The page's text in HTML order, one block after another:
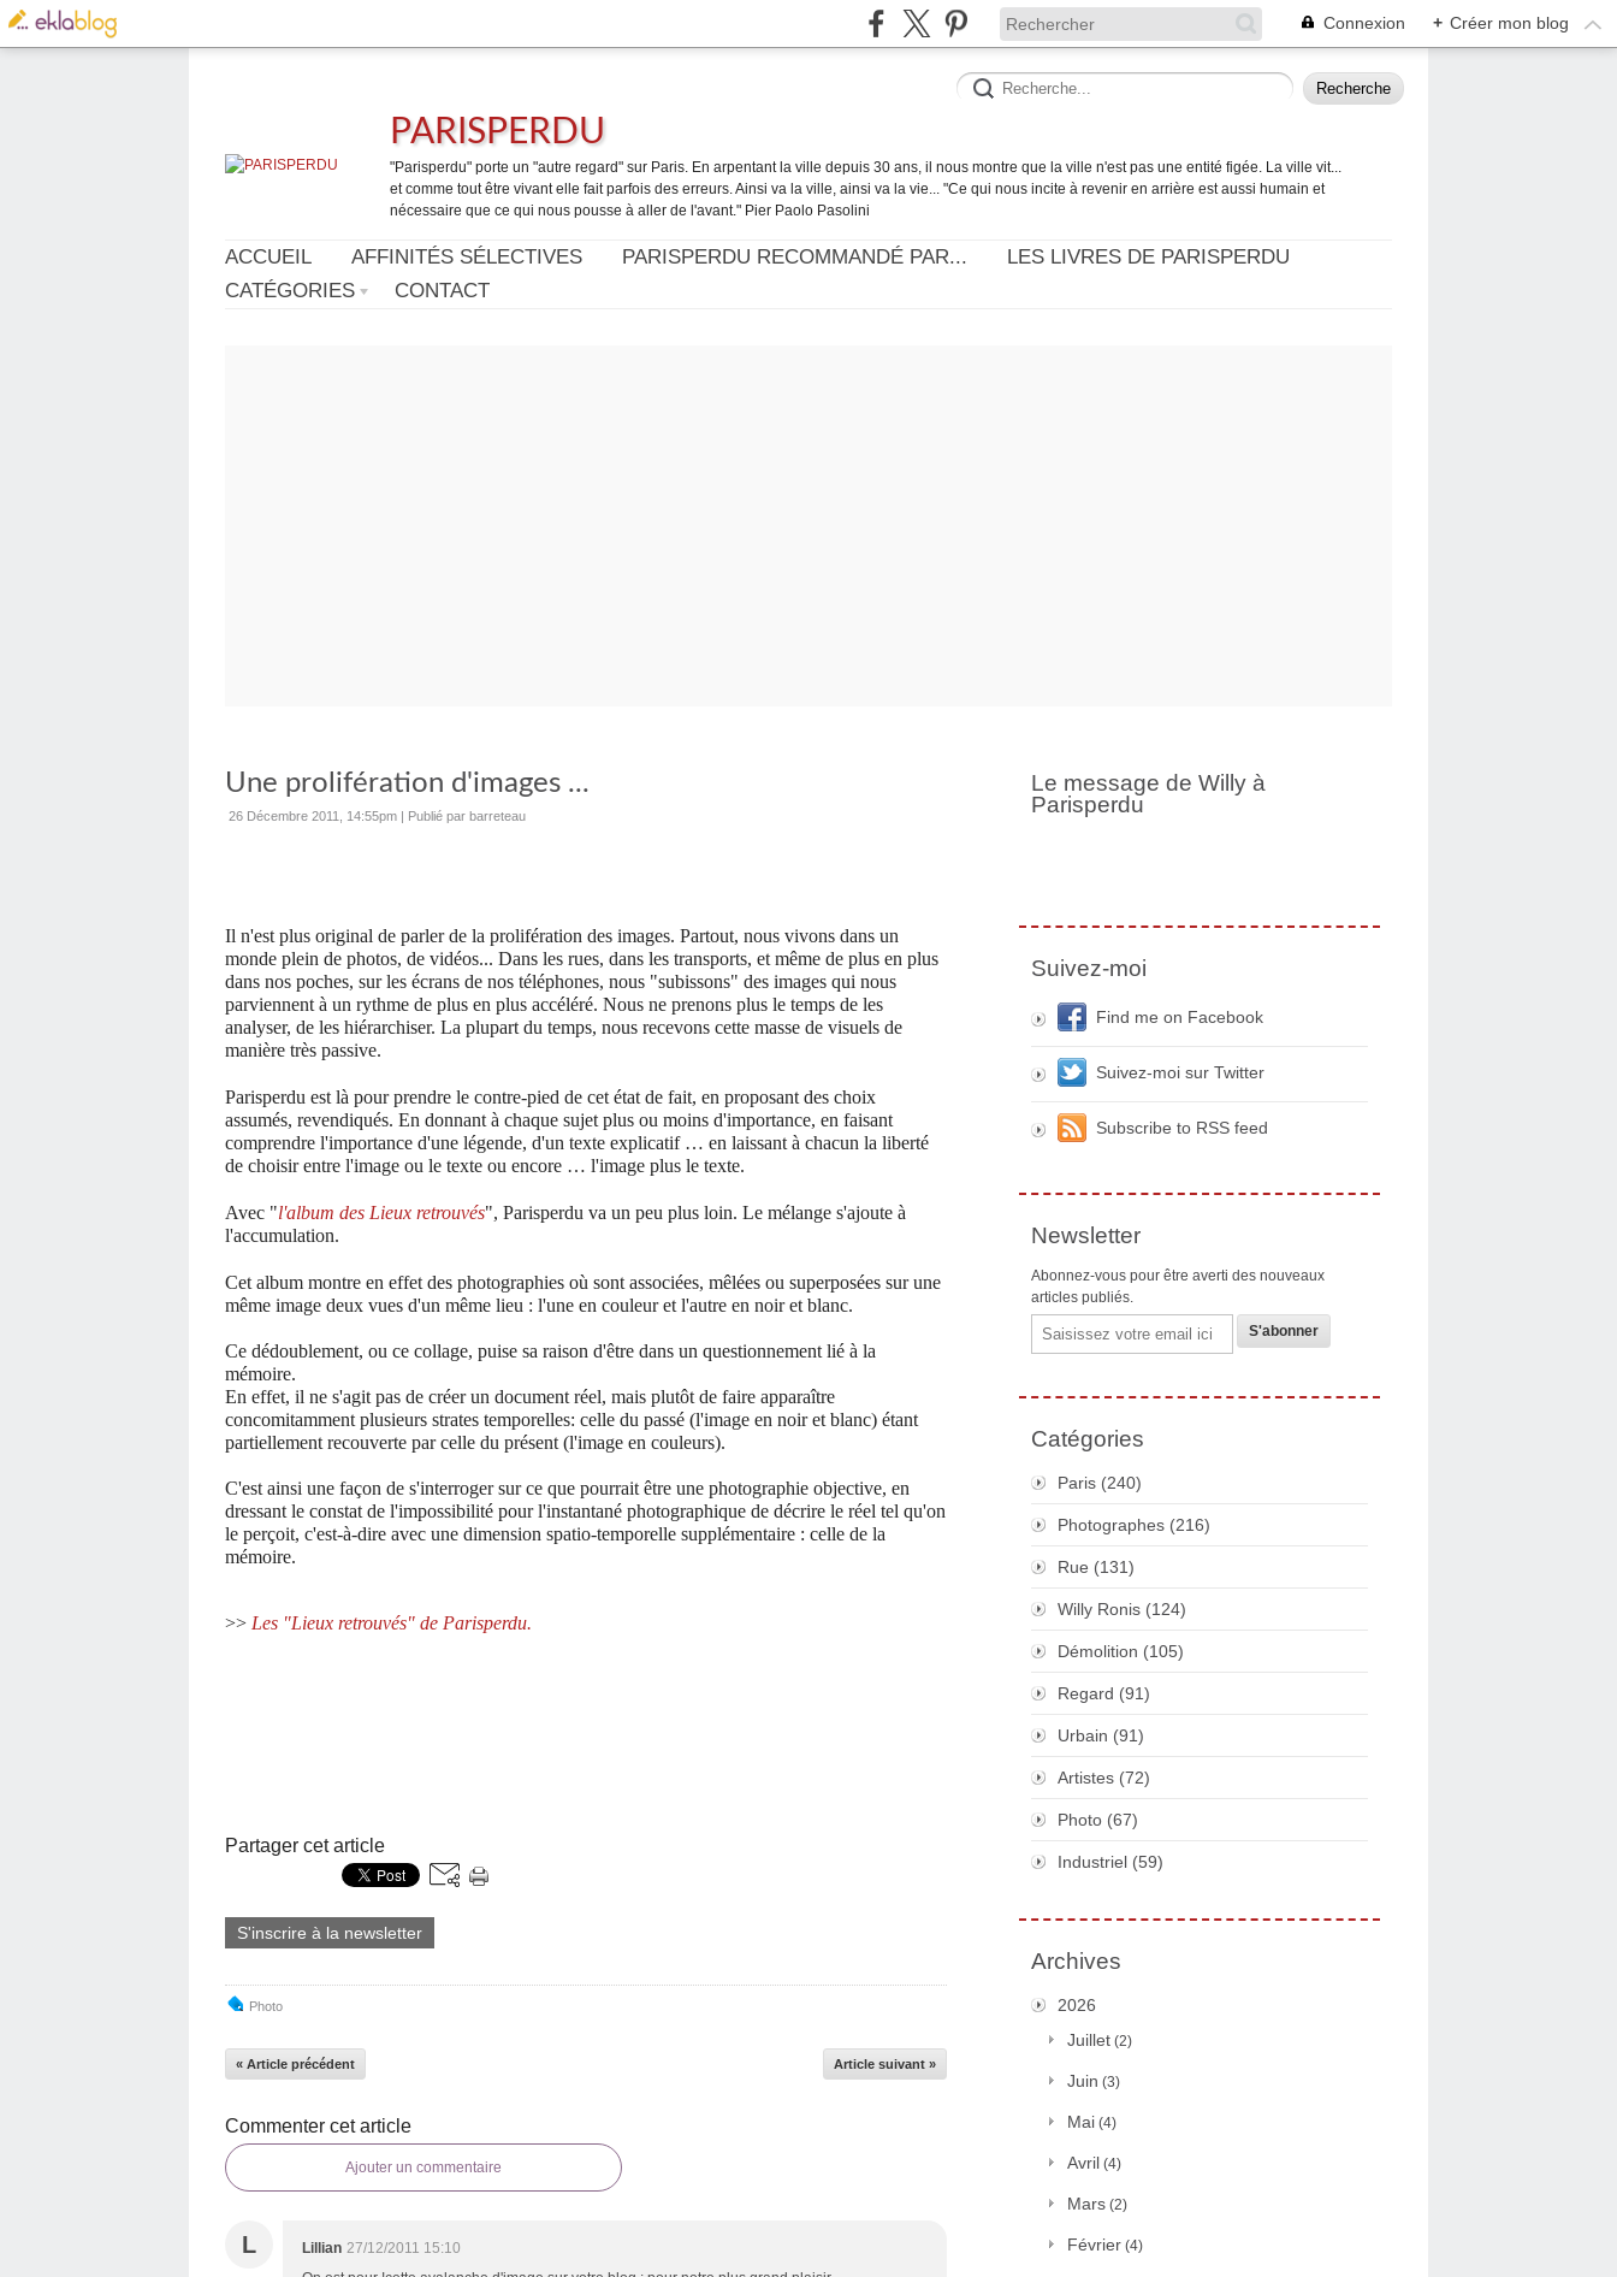
Connexion + Créer mon blog
PARISPERDU
"Parisperdu" porte un "autre regard" sur Paris. En arpentant la ville depuis 30 ans, il nous montre que la ville n'est pas une entité figée. La ville vit...
et comme tout être vivant elle fait parfois des erreurs. Ainsi va la ville, ainsi va la vie... "Ce qui nous incite à revenir en arrière est aussi humain et
nécessaire que ce qui nous pousse à aller de l'avant." Pier Paolo Pasolini
ACCUEIL AFFINITÉS SÉLECTIVES PARISPERDU RECOMMANDÉ PAR...
LES LIVRES DE PARISPERDU
CATÉGORIES
CONTACT
Une prolifération d'images ...
26 Décembre 2011, 14:55pm | Publié par barreteau
Il n'est plus original de parler de la prolifération des images. Partout, nous vivons dans un
monde plein de photos, de vidéos... Dans les rues, dans les transports, et même de plus en plus
dans nos poches, sur les écrans de nos téléphones, nous "subissons" des images qui nous
parviennent à un rythme de plus en plus accéléré. Nous ne prenons plus le temps de les
analyser, de les hiérarchiser. La plupart du temps, nous recevons cette masse de visuels de
manière très passive.
Parisperdu est là pour prendre le contre-pied de cet état de fait, en proposant des choix
assumés, revendiqués. En donnant à chaque sujet plus ou moins d'importance, en faisant
comprendre l'importance d'une légende, d'un texte explicatif … en laissant à chacun la liberté
de choisir entre l'image ou le texte ou encore … l'image plus le texte.
Avec "l'album des Lieux retrouvés", Parisperdu va un peu plus loin. Le mélange s'ajoute à
l'accumulation.
Cet album montre en effet des photographies où sont associées, mêlées ou superposées sur une
même image deux vues d'un même lieu : l'une en couleur et l'autre en noir et blanc.
Ce dédoublement, ou ce collage, puise sa raison d'être dans un questionnement lié à la
mémoire.
En effet, il ne s'agit pas de créer un document réel, mais plutôt de faire apparaître
concomitamment plusieurs strates temporelles: celle du passé (l'image en noir et blanc) étant
partiellement recouverte par celle du présent (l'image en couleurs).
C'est ainsi une façon de s'interroger sur ce que pourrait être une photographie objective, en
dressant le constat de l'impossibilité pour l'instantané photographique de décrire le réel tel qu'on
le perçoit, c'est-à-dire avec une dimension spatio-temporelle supplémentaire : celle de la
mémoire.
>> Les "Lieux retrouvés" de Parisperdu.
Partager cet article
S'inscrire à la newsletter
Photo
« Article précédent Article suivant »
Commenter cet article
Ajouter un commentaire
L Lillian 27/12/2011 15:10
Le message de Willy à
Parisperdu
Suivez-moi
Find me on Facebook
Suivez-moi sur Twitter
Subscribe to RSS feed
Newsletter
Abonnez-vous pour être averti des nouveaux
articles publiés.
Email
Catégories
Paris (240)
Photographes (216)
Rue (131)
Willy Ronis (124)
Démolition (105)
Regard (91)
Urbain (91)
Artistes (72)
Photo (67)
Industriel (59)
Archives
2026
Juillet (2)
Juin (3)
Mai (4)
Avril (4)
Mars (2)
Février (4)